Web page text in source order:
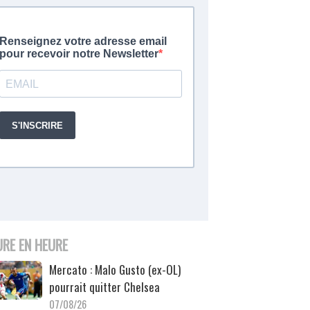
EN HEURE
Mercato : Malo Gusto (ex-OL)
pourrait quitter Chelsea
07/08/26